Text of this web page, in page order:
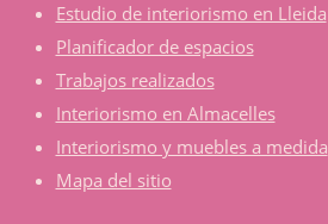
Estudio de interiorismo en Lleida
Planificador de espacios
Trabajos realizados
Interiorismo en Almacelles
Interiorismo y muebles a medida
Mapa del sitio